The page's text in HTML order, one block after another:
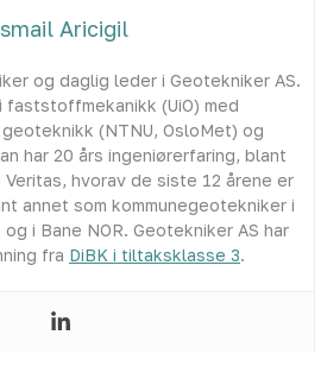
Aricigil
og daglig leder i Geotekniker AS.
faststoffmekanikk (UiO) med
(NTNU, OsloMet) og
har 20 års ingeniørerfaring, blant
hvorav de siste 12 årene er
annet som kommunegeotekniker i
i Bane NOR. Geotekniker AS har
fra DiBK i tiltaksklasse 3.